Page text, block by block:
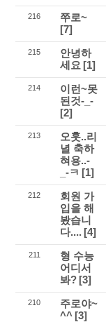
216
쭈로~
[7]
215
안녕하
세요 [1]
214
이런~못
된것-_-
[2]
213
오훗..리
녈 축하
혀용..-
_-ㅋ [1]
212
회원 가
입을 해
봤습니
다.... [4]
211
형 수능
어디서
봐? [3]
210
주로야~
^^ [3]